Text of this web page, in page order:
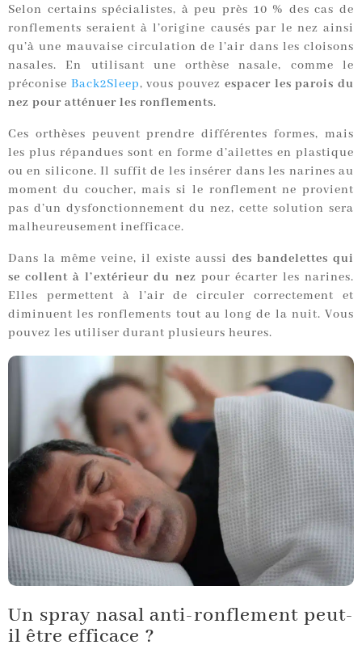
Selon certains spécialistes, à peu près 10 % des cas de
ronflements seraient à l’origine causés par le nez ainsi
qu’à une mauvaise circulation de l’air dans les cloisons
nasales. En utilisant une orthèse nasale, comme le
préconise Back2Sleep, vous pouvez espacer les parois du
nez pour atténuer les ronflements.
Ces orthèses peuvent prendre différentes formes, mais
les plus répandues sont en forme d’ailettes en plastique
ou en silicone. Il suffit de les insérer dans les narines au
moment du coucher, mais si le ronflement ne provient
pas d’un dysfonctionnement du nez, cette solution sera
malheureusement inefficace.
Dans la même veine, il existe aussi des bandelettes qui
se collent à l’extérieur du nez pour écarter les narines.
Elles permettent à l’air de circuler correctement et
diminuent les ronflements tout au long de la nuit. Vous
pouvez les utiliser durant plusieurs heures.
Un spray nasal anti-ronflement peut-
il être efficace ?